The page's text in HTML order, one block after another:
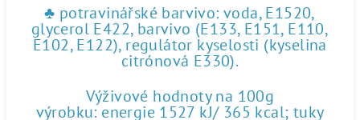
♣ potravinářské barvivo: voda, E1520,
glycerol E422, barvivo (E133, E151, E110,
E102, E122), regulátor kyselosti (kyselina
citrónová E330).
Výživové hodnoty na 100g
výrobku: energie 1527 kJ/ 365 kcal; tuky